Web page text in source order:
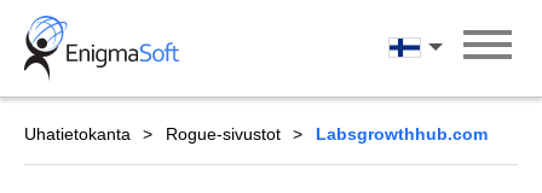
Skip
content
Suomi
Uhatietokanta Rogue-sivustot Labsgrowthhub.com